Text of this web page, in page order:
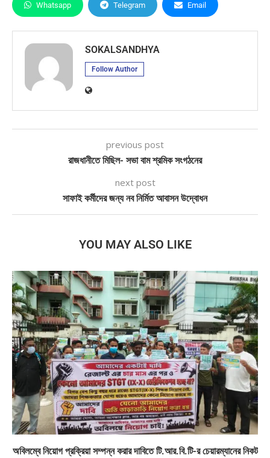
Whatsapp Telegram Email
SOKALSANDHYA
Follow Author
previous post
রাজধানীতে মিছিল- সভা বাম শ্রমিক সংগঠনের
next post
সাফাই কর্মীদের জন্য নব নির্মিত আবাসন উদ্বোধন
YOU MAY ALSO LIKE
অবিলম্বে নিয়োগ প্রক্রিয়া সম্পন্ন করার দাবিতে টি.আর.বি.টি-র চেয়ারম্যানের নিকট